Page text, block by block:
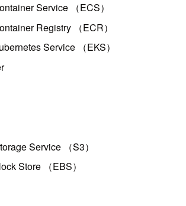
Service （ECS）
Registry （ECR）
Service （EKS）
Service （S3）
Store （EBS）